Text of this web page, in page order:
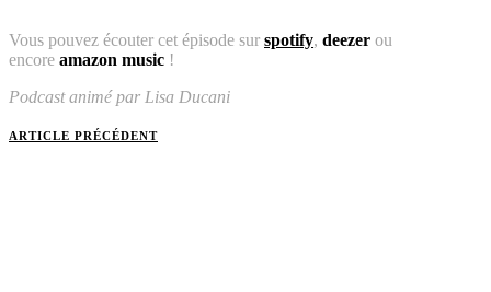
Vous pouvez écouter cet épisode sur spotify, deezer ou
encore amazon music !
Podcast animé par Lisa Ducani
ARTICLE PRÉCÉDENT